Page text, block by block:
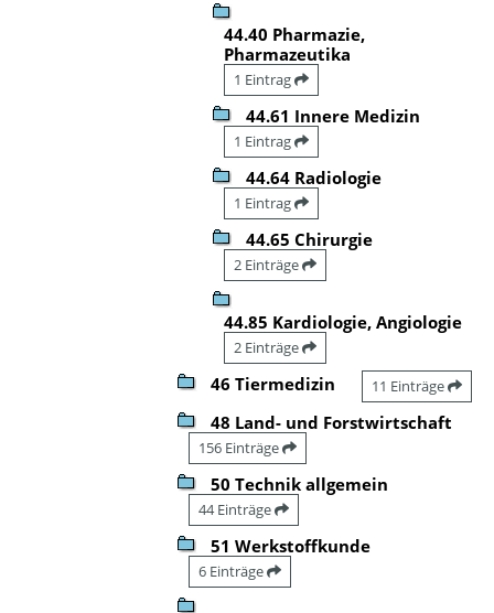
44.40 Pharmazie,
Pharmazeutika
1 Eintrag
44.61 Innere Medizin
1 Eintrag
44.64 Radiologie
1 Eintrag
44.65 Chirurgie
2 Einträge
44.85 Kardiologie, Angiologie
2 Einträge
46 Tiermedizin 11 Einträge
48 Land- und Forstwirtschaft
156 Einträge
50 Technik allgemein
44 Einträge
51 Werkstoffkunde
6 Einträge